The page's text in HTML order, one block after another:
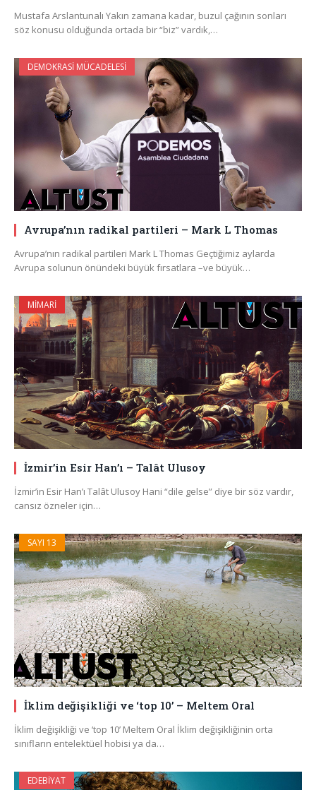
Mustafa Arslantunalı Yakın zamana kadar, buzul çağının sonları
söz konusu olduğunda ortada bir “biz” vardık,…
DEMOKRASI MÜCADELESI
Avrupa’nın radikal partileri – Mark L Thomas
Avrupa’nın radikal partileri Mark L Thomas Geçtiğimiz aylarda
Avrupa solunun önündeki büyük fırsatlara –ve büyük…
MIMARI
İzmir’in Esir Han’ı – Talât Ulusoy
İzmir’in Esir Han’ı Talât Ulusoy Hani “dile gelse” diye bir söz vardır,
cansız özneler için…
SAYI 13
İklim değişikliği ve ‘top 10’ – Meltem Oral
İklim değişikliği ve ‘top 10’ Meltem Oral İklim değişikliğinin orta
sınıfların entelektüel hobisi ya da…
EDEBIYAT